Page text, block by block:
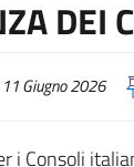
DEI
Giugno 2026
i Consoli